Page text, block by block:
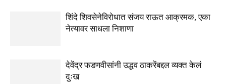
शिंदे शिवसेनेविरोधात संजय राऊत आक्रमक, एका
नेत्यावर साधला निशाणा
देवेंद्र फडणवीसांनी उद्धव ठाकरेंबद्दल व्यक्त केलं
दुःख